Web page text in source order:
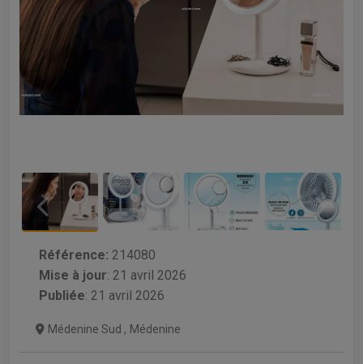
Référence: 214080
Mise à jour: 21 avril 2026
Publiée: 21 avril 2026
Médenine Sud , Médenine